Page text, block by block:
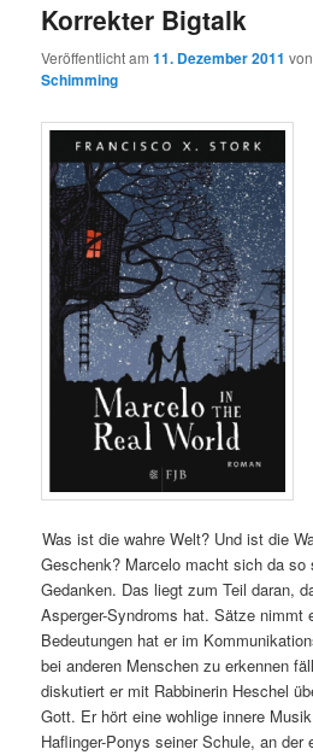
Korrekter Bigtalk
Veröffentlicht am11. Dezember 2011 von
Schimming
Was ist die wahre Welt? Und ist die
Geschenk? Marcelo macht sich da so
Gedanken. Das liegt zum Teil daran,
Asperger-Syndroms hat. Sätze nimmt
Bedeutungen hat er im
bei anderen Menschen zu erkennen
diskutiert er mit Rabbinerin Heschel
Gott. Er hört eine wohlige innere
Haflinger-Ponys seiner Schule, an der